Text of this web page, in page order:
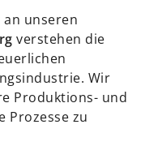
an unseren
verstehen die
Wir
Produktions- und
Prozesse zu